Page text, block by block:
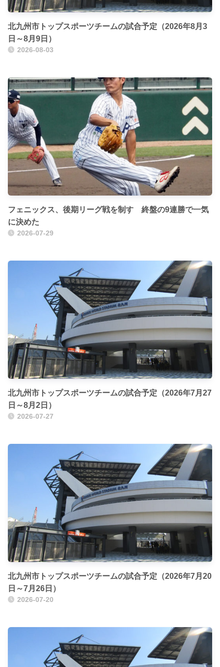
北九州市トップスポーツチームの試合予定（2026年8月3
日～8月9日）
2026-08-03
フェニックス、後期リーグ戦を制す 終盤の9連勝で一気
に決めた
2026-07-29
北九州市トップスポーツチームの試合予定（2026年7月27
日～8月2日）
2026-07-27
北九州市トップスポーツチームの試合予定（2026年7月20
日～7月26日）
2026-07-20